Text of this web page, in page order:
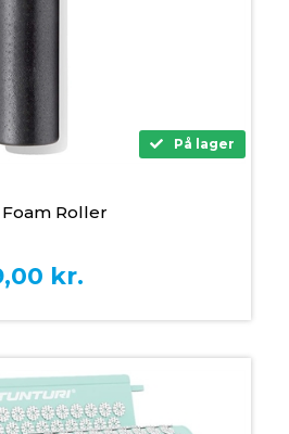
På lager
Roller
kr.